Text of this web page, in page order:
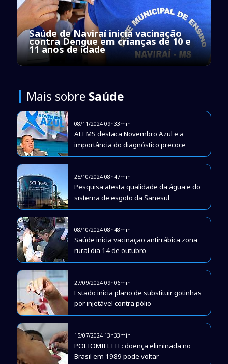
Saúde de Naviraí inicia vacinação
contra Dengue em crianças de 10 e
11 anos de idade
Mais sobre Saúde
08/11/2024 09h33min
ALEMS destaca Novembro Azul e a
importância do diagnóstico precoce
25/10/2024 08h47min
Pesquisa atesta qualidade da água e do
sistema de esgoto da Sanesul
08/10/2024 08h48min
Saúde inicia vacinação antirrábica zona
rural dia 14 de outubro
27/09/2024 09h06min
Estado inicia plano de substituir gotinhas
por injetável contra pólio
15/07/2024 13h33min
POLIOMIELITE: doença eliminada no
Brasil em 1989 pode voltar